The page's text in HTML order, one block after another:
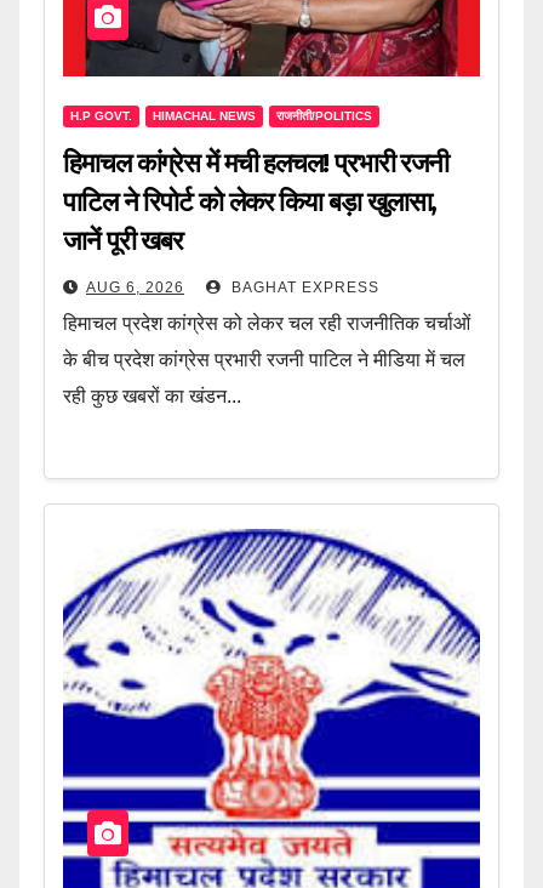
H.P GOVT. HIMACHAL NEWS राजनीती/POLITICS
हिमाचल कांग्रेस में मची हलचल! प्रभारी रजनी
पाटिल ने रिपोर्ट को लेकर किया बड़ा खुलासा,
जानें पूरी खबर
AUG 6, 2026 BAGHAT EXPRESS
हिमाचल प्रदेश कांग्रेस को लेकर चल रही राजनीतिक चर्चाओं
के बीच प्रदेश कांग्रेस प्रभारी रजनी पाटिल ने मीडिया में चल
रही कुछ खबरों का खंडन...